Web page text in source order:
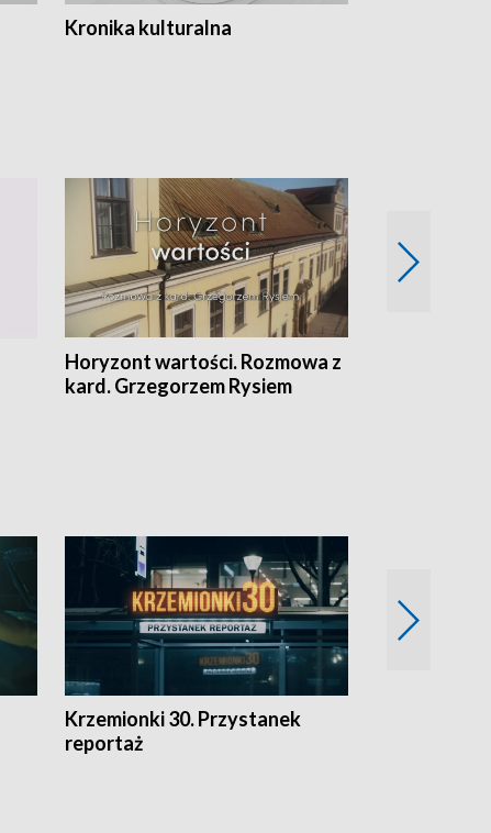
Kronika kulturalna
Horyzont wartości. Rozmowa z
kard. Grzegorzem Rysiem
Krzemionki 30. Przystanek
reportaż